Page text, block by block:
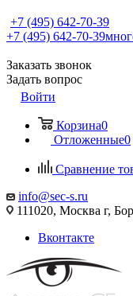
+7 (495) 642-70-39
+7 (495) 642-70-39
Заказать звонок
Задать вопрос
Войти
Корзина0
Отложенные0
Сравнение
info@sec-s.ru
111020, Москва г,
Вконтакте